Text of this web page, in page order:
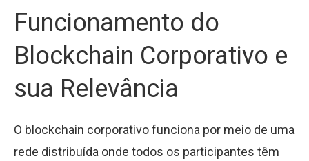
Funcionamento do
Blockchain Corporativo e
sua Relevância
O blockchain corporativo funciona por meio de uma
rede distribuída onde todos os participantes têm